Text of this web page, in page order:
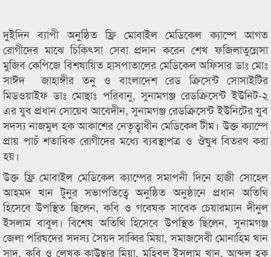
দুইদিন ব্যাপী অনুষ্ঠিত ফ্রি মোবাইল মেডিকেল ক্যাম্পে আগত
রোগীদের মাঝে চিকিৎসা সেবা প্রদান করেন শেখ ফজিলাতুন্নেসা
মুজিব কেপিজে বিশষায়িত হাসপাতালের মেডিকেল অফিসার ডাঃ মোঃ
সাঈদ জাহাঙ্গীর তনু ও বাংলাদেশ রেড ক্রিসেন্ট সোসাইটির
মিডওয়াইফ ডাঃ মোছাঃ পরিবানু, সুনামগঞ্জ রেডক্রিসেন্ট ইউনিট-২
এর যুব প্রধান সোয়েব আবেদীন, সুনামগঞ্জ রেডক্রিসেন্ট ইউনিটের যুব
সদস্য নাজমুল হক আকাশের নেতৃত্বাধীন মেডিকেল টীম। উক্ত ক্যাম্পে
প্রায় পাচঁ শতাধিক রোগীদের মধ্যে ব্যবস্থাপত্র ও ঔষুধ বিতরণ করা
হয়।
উক্ত ফ্রি মোবাইল মেডিকেল ক্যাম্পের সমাপনী দিনে হাজী সোহেল
আহমদ খান টুনুর সভাপতিত্বে অনুষ্ঠিত অনুষ্ঠানে প্রধান অতিথি
হিসেবে উপস্থিত ছিলেন, কবি ও গবেষক সাবেক চেয়ারম্যান দীনুল
ইসলাম বাবুল। বিশেষ অতিথি হিসেবে উপস্থিত ছিলেন, সুনামগঞ্জ
জেলা পরিষদের সদস্য সৈয়দ সাব্বির মিয়া, সমাজসেবী মোনাহিম খান
সাদ, কবি ও লেখক কাউছার মিয়া, মুহিবুল ইসলাম খান, আব্দুল হক